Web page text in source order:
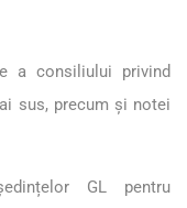
a consiliului privind
sus, precum și notei
GL pentru